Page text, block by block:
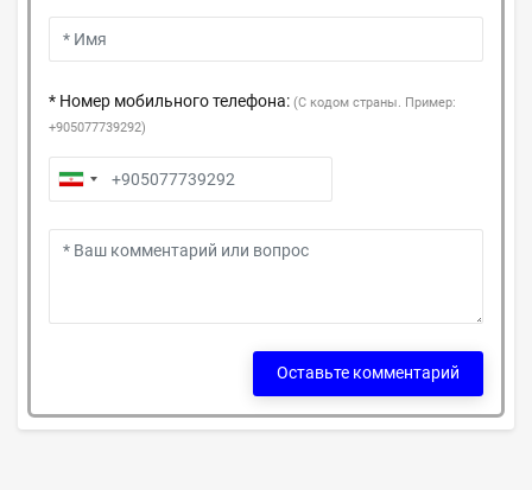
* Номер мобильного телефона: (С кодом страны. Пример:
+905077739292)
Оставьте комментарий